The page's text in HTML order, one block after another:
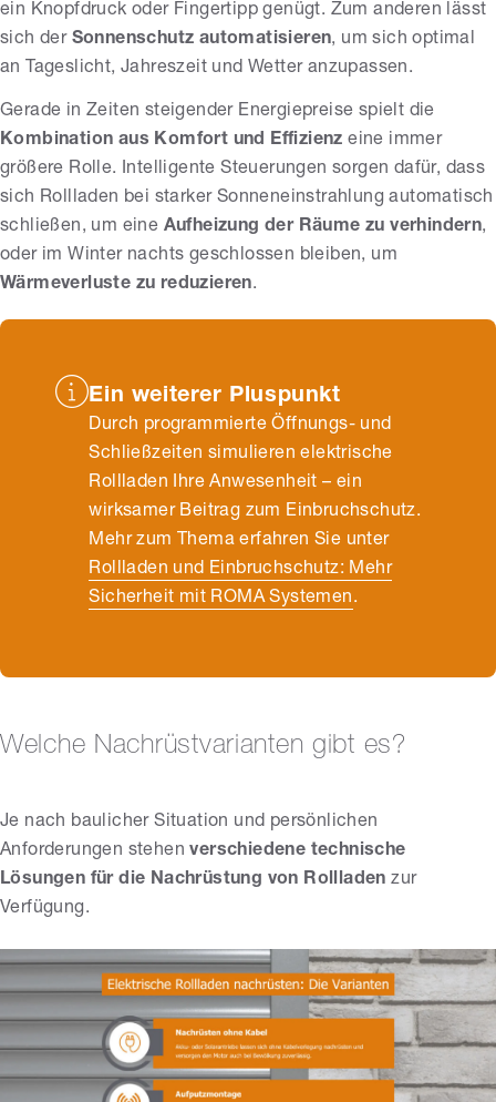
ein Knopfdruck oder Fingertipp genügt. Zum anderen lässt
sich der Sonnenschutz automatisieren, um sich optimal
an Tageslicht, Jahreszeit und Wetter anzupassen.
Gerade in Zeiten steigender Energiepreise spielt die
Kombination aus Komfort und Effizienz eine immer
größere Rolle. Intelligente Steuerungen sorgen dafür, dass
sich Rollladen bei starker Sonneneinstrahlung automatisch
schließen, um eine Aufheizung der Räume zu verhindern,
oder im Winter nachts geschlossen bleiben, um
Wärmeverluste zu reduzieren.
Ein weiterer Pluspunkt
Durch programmierte Öffnungs- und
Schließzeiten simulieren elektrische
Rollladen Ihre Anwesenheit – ein
wirksamer Beitrag zum Einbruchschutz.
Mehr zum Thema erfahren Sie unter
Rollladen und Einbruchschutz: Mehr
Sicherheit mit ROMA Systemen.
Welche Nachrüstvarianten gibt es?
Je nach baulicher Situation und persönlichen
Anforderungen stehenverschiedene technische
Lösungen für die Nachrüstung von Rollladen zur
Verfügung.